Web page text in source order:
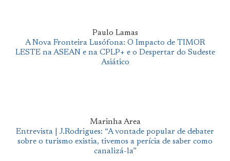
Paulo Lamas
A Nova Fronteira Lusófona: O Impacto de TIMOR
LESTE na ASEAN e na CPLP+ e o Despertar do Sudeste
Asiático
Marinha Area
Entrevista | J.Rodrigues: “A vontade popular de debater
sobre o turismo existia, tivemos a perícia de saber como
canalizá-la”